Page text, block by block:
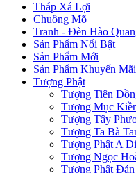
downloader
Tháp Xá Lợi
Chuông Mõ
Tranh - Đèn Hào
Sản Phẩm Nổi Bật
Sản Phẩm Mới
Sản Phẩm Khuyến Mãi
Tượng Phật
Tượng Tiên
Tượng Mục
Tượng Tây
Tượng Ta Bà
Tượng Phật A
Tượng Ngọc
Tượng Phật